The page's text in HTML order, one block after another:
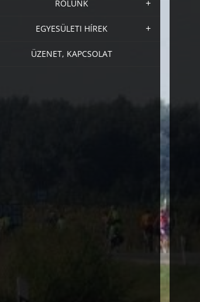
RÓLUNK
EGYESÜLETI HÍREK
ÜZENET, KAPCSOLAT